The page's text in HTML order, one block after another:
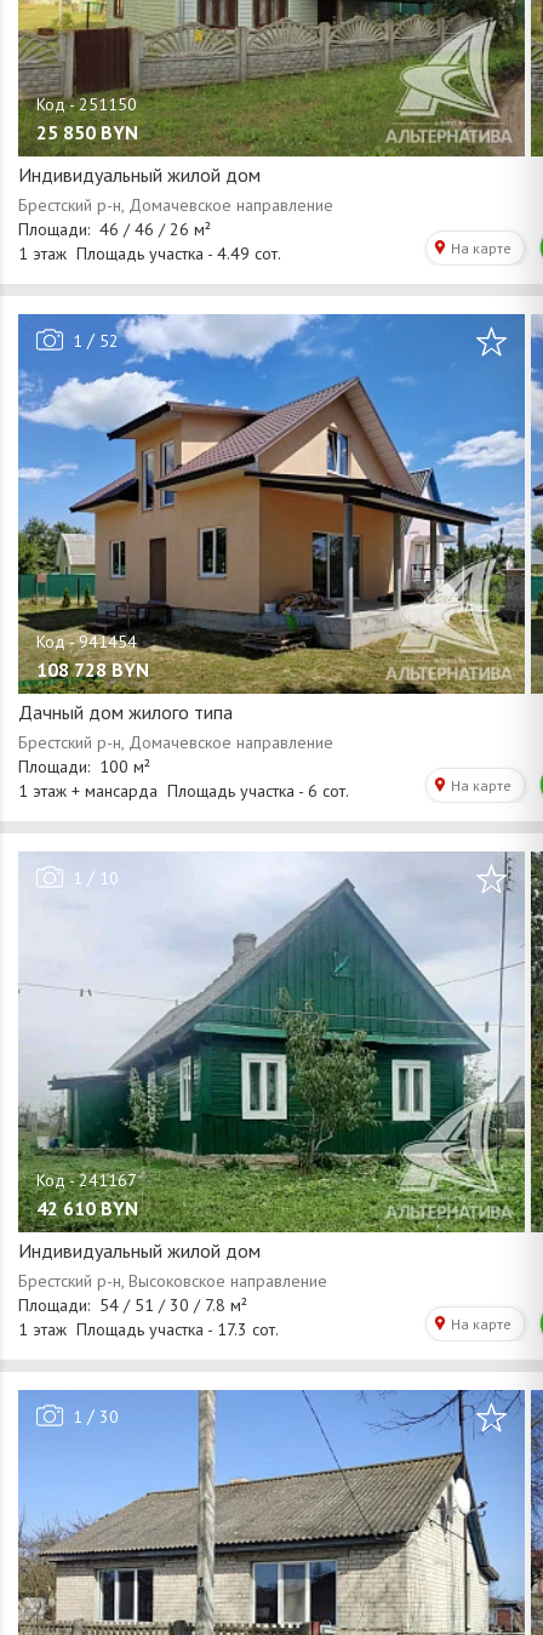
25 850 BYN
Индивидуальный жилой дом
1 / 52
108 728 BYN
Дачный дом жилого типа
1 / 10
42 610 BYN
Индивидуальный жилой дом
1 / 30